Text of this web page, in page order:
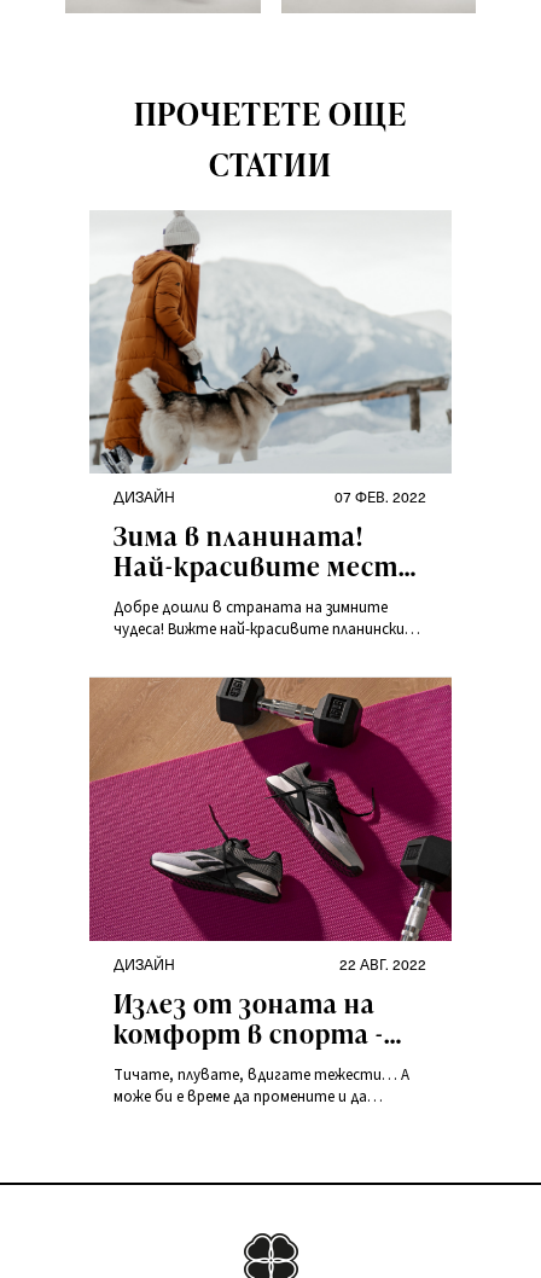
ПРОЧЕТЕТЕ ОЩЕ
СТАТИИ
ДИЗАЙН 07 ФЕВ. 2022
Зима в планината!
Най-красивите места,
заснети от
участниците в
Winterspiration
Добре дошли в страната на зимните
чудеса! Вижте най-красивите планински
любуване на живописни пейзажи, както и
за бързо каране на ски.
ДИЗАЙН 22 АВГ. 2022
Излез от зоната на
комфорт в спорта -
как да започнете да
тренирате нещо
Тичате, плувате, вдигате тежести… А
може би е време да промените и да